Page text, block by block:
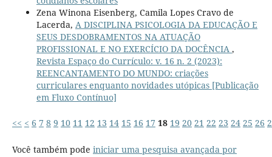
Zena Winona Eisenberg, Camila Lopes Cravo de
Lacerda, A DISCIPLINA PSICOLOGIA DA EDUCAÇÃO E
SEUS DESDOBRAMENTOS NA ATUAÇÃO
PROFISSIONAL E NO EXERCÍCIO DA DOCÊNCIA ,
Revista Espaço do Currículo: v. 16 n. 2 (2023):
REENCANTAMENTO DO MUNDO: criações
curriculares enquanto novidades utópicas [Publicação
em Fluxo Contínuo]
<< < 6 7 8 9 10 11 12 13 14 15 16 17 18 19 20 21 22 23 24 25 26
Você também pode iniciar uma pesquisa avançada por